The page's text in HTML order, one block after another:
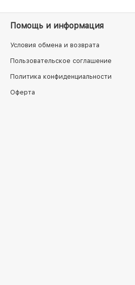
Помощь и информация
Условия обмена и возврата
Пользовательское соглашение
Политика конфиденциальности
Оферта